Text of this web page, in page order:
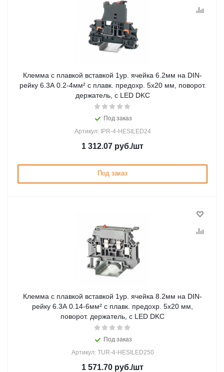
Клемма с плавкой вставкой 1ур. ячейка 6.2мм на DIN-
рейку 6.3А 0.2-4мм² с плавк. предохр. 5х20 мм, поворот.
держатель, с LED DKC
Под заказ
Артикул: IPR-4-HESILED24
1 312.07 руб./шт
Под заказ
Клемма с плавкой вставкой 1ур. ячейка 8.2мм на DIN-
рейку 6.3А 0.14-6мм² с плавк. предохр. 5х20 мм,
поворот. держатель, с LED DKC
Под заказ
Артикул: TUR-4-HESILED250
1 571.70 руб./шт